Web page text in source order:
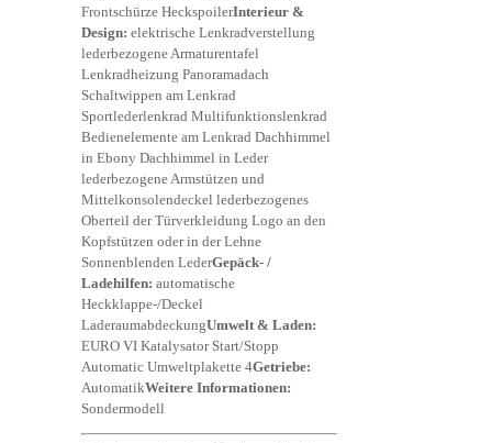
Frontschürze HeckspoilerInterieur &
Design: elektrische Lenkradverstellung
lederbezogene Armaturentafel
Lenkradheizung Panoramadach
Schaltwippen am Lenkrad
Sportlederlenkrad Multifunktionslenkrad
Bedienelemente am Lenkrad Dachhimmel
in Ebony Dachhimmel in Leder
lederbezogene Armstützen und
Mittelkonsolendeckel lederbezogenes
Oberteil der Türverkleidung Logo an den
Kopfstützen oder in der Lehne
Sonnenblenden LederGepäck- /
Ladehilfen: automatische
Heckklappe-/Deckel
LaderaumabdeckungUmwelt & Laden:
EURO VI Katalysator Start/Stopp
Automatic Umweltplakette 4Getriebe:
AutomatikWeitere Informationen:
Sondermodell